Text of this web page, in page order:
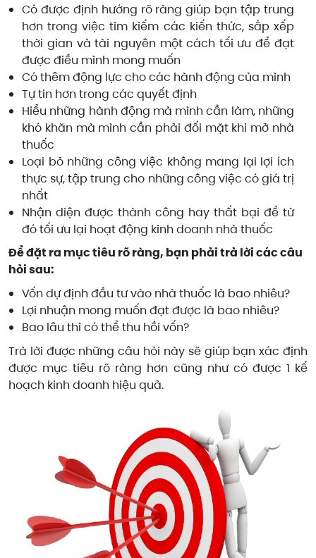
Có được định hướng rõ ràng giúp bạn tập trung
hơn trong việc tìm kiếm các kiến thức, sắp xếp
thời gian và tài nguyên một cách tối ưu để đạt
được điều mình mong muốn
Có thêm động lực cho các hành động của mình
Tự tin hơn trong các quyết định
Hiểu những hành động mà mình cần làm, những
khó khăn mà mình cần phải đối mặt khi mở nhà
thuốc
Loại bỏ những công việc không mang lại lợi ích
thực sự, tập trung cho những công việc có giá trị
nhất
Nhận diện được thành công hay thất bại để từ
đó tối ưu lại hoạt động kinh doanh nhà thuốc
Để đặt ra mục tiêu rõ ràng, bạn phải trả lời các câu
hỏi sau:
Vốn dự định đầu tư vào nhà thuốc là bao nhiêu?
Lợi nhuận mong muốn đạt được là bao nhiêu?
Bao lâu thì có thể thu hồi vốn?
Trả lời được những câu hỏi này sẽ giúp bạn xác định
được mục tiêu rõ ràng hơn cũng như có được 1 kế
hoạch kinh doanh hiệu quả.